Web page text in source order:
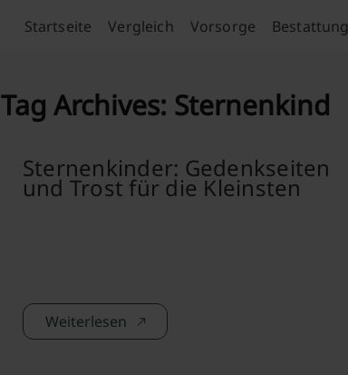
Startseite Vergleich Vorsorge Bestattung
Tag Archives: Sternenkind
Sternenkinder: Gedenkseiten
und Trost für die Kleinsten
Weiterlesen